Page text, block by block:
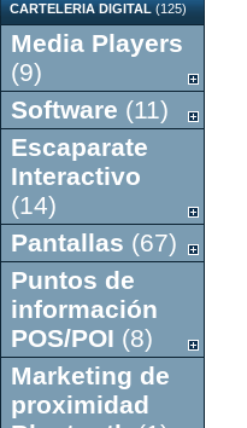
CARTELERIA DIGITAL(125)
Media Players
(9)
Software (11)
Escaparate
Interactivo
(14)
Pantallas (67)
Puntos de
información
POS/POI (8)
Marketing de
proximidad